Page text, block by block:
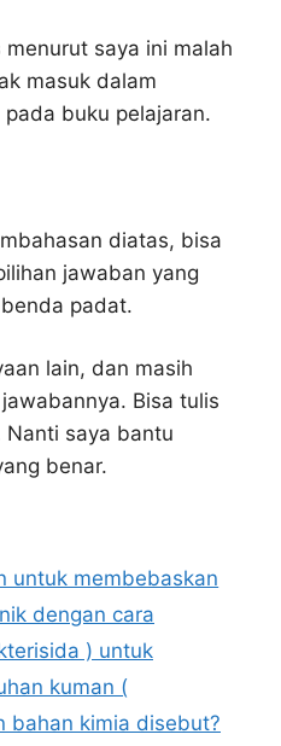
menurut saya ini malah
masuk dalam
buku pelajaran.
diatas, bisa
jawaban yang
padat.
lain, dan masih
Bisa tulis
Nanti saya bantu
benar.
untuk membebaskan
dengan cara
) untuk
kuman (
bahan kimia disebut?